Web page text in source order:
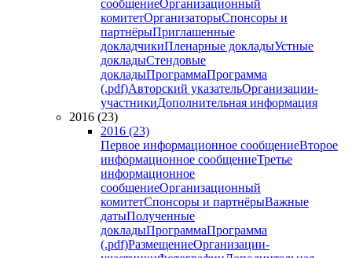
сообщениеОрганизационный
комитетОрганизаторыСпонсоры и
партнёрыПриглашенные
докладчикиПленарные докладыУстные
докладыСтендовые
докладыПрограммаПрограмма
(.pdf)Авторский указательОрганизации-
участникиДополнительная информация
2016 (23)
2016 (23)
Первое информационное сообщениеВторое
информационное сообщениеТретье
информационное
сообщениеОрганизационный
комитетСпонсоры и партнёрыВажные
датыПолученные
докладыПрограммаПрограмма
(.pdf)РазмещениеОрганизации-